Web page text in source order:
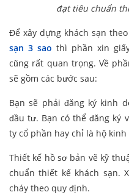
đạt tiêu chuẩn
Để xây dựng khách sạn
sạn 3 sao thì phần xin
cũng rất quan trọng. Về
sẽ gồm các bước sau:
Bạn sẽ phải đăng ký kinh
đầu tư. Bạn có thể đăng ký
ty cổ phần hay chỉ là hộ
Thiết kế hồ sơ bản vẽ kỹ
chuẩn thiết kế khách sạn.
cháy theo quy định.